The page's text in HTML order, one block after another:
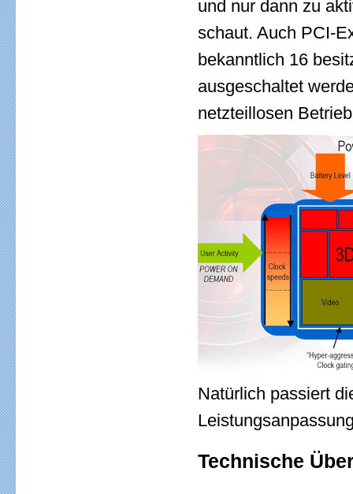
und nur dann zu
schaut. Auch PCI-
bekanntlich 16
ausgeschaltet
netzteillosen
Natürlich passiert
Technische